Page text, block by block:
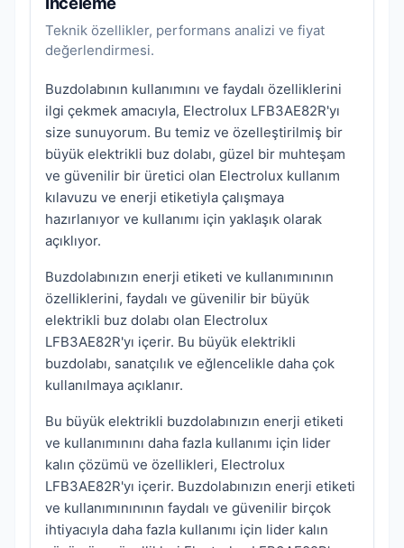
Teknik özellikler, performans analizi ve fiyat
değerlendirmesi.
Buzdolabının kullanımını ve faydalı özelliklerini
ilgi çekmek amacıyla, Electrolux LFB3AE82R'yı
size sunuyorum. Bu temiz ve özelleştirilmiş bir
büyük elektrikli buz dolabı, güzel bir muhteşam
ve güvenilir bir üretici olan Electrolux kullanım
kılavuzu ve enerji etiketiyla çalışmaya
hazırlanıyor ve kullanımı için yaklaşık olarak
açıklıyor.
Buzdolabınızın enerji etiketi ve kullanımınının
özelliklerini, faydalı ve güvenilir bir büyük
elektrikli buz dolabı olan Electrolux
LFB3AE82R'yı içerir. Bu büyük elektrikli
buzdolabı, sanatçılık ve eğlencelikle daha çok
kullanılmaya açıklanır.
Bu büyük elektrikli buzdolabınızın enerji etiketi
ve kullanımınını daha fazla kullanımı için lider
kalın çözümü ve özellikleri, Electrolux
LFB3AE82R'yı içerir. Buzdolabınızın enerji etiketi
ve kullanımınınının faydalı ve güvenilir birçok
ihtiyacıyla daha fazla kullanımı için lider kalın